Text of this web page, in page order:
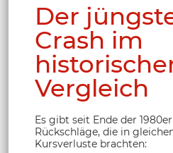
Der
Crash im
Vergleich
Es gibt seit Ende der
Rückschläge, die in
Kursverluste brachten: